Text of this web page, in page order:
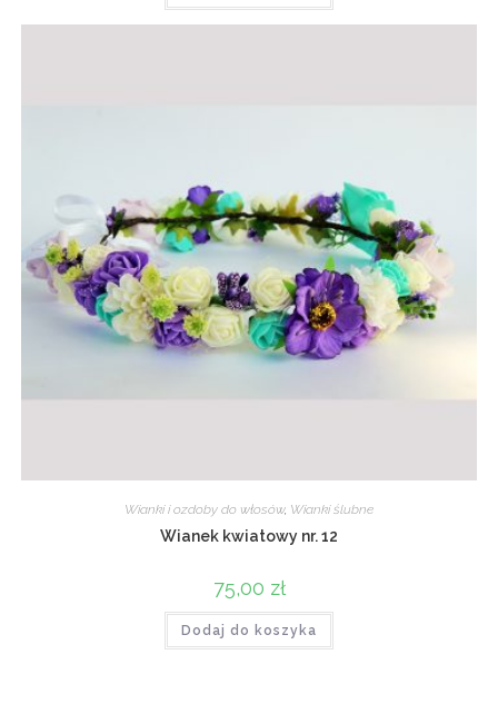
Wianki i ozdoby do włosów, Wianki ślubne
Wianek kwiatowy nr. 12
75,00 zł
Dodaj do koszyka